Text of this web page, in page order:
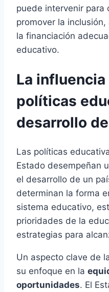
puede intervenir para
promover la
la financiación
educativo.
La influencia
políticas
desarrollo
Las políticas
Estado desempeñan
el desarrollo de un
determinan la forma
sistema educativo,
prioridades de la
estrategias para
Un aspecto clave de
su enfoque en la
oportunidades. El